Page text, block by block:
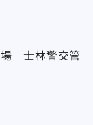
場 士林警交管